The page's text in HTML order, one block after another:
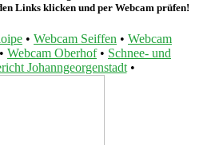
Links klicken und per Webcam prüfen!
• Webcam Seiffen • Webcam
• Webcam Oberhof• Schnee- und
Johanngeorgenstadt•